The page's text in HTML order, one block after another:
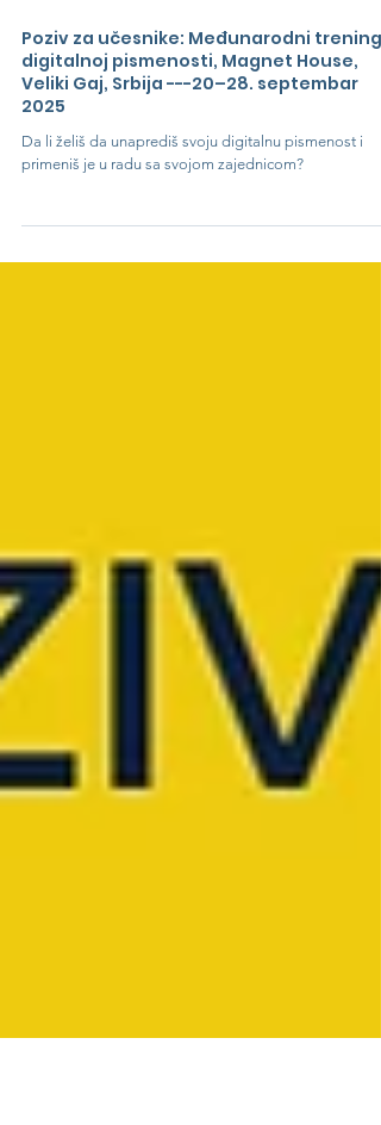
Sep 8, 2025
Poziv za učesnike: Međunarodni trening
digitalnoj pismenosti, Magnet House,
2025
Da li želiš da unaprediš svoju digitalnu pismenost i